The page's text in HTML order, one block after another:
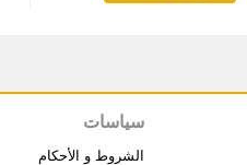
سياسات
الشروط و الأحكام